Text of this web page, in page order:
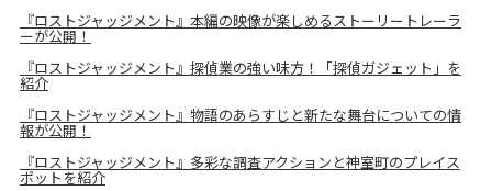
『ロストジャッジメント』本編の映像が楽しめるストーリートレーラ
ーが公開！
『ロストジャッジメント』探偵業の強い味方！「探偵ガジェット」を
紹介
『ロストジャッジメント』物語のあらすじと新たな舞台についての情
報が公開！
『ロストジャッジメント』多彩な調査アクションと神室町のプレイス
ポットを紹介